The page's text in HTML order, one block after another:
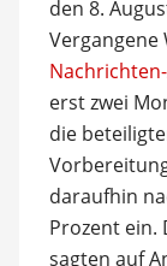
den 8.
Vergangene
erst zwei
die
daraufhin
Prozent ein.
sagten auf